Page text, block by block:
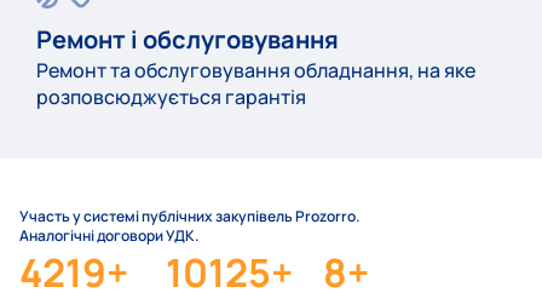
Ремонт і обслуговування
Ремонт та обслуговування обладнання, на яке
розповсюджується гарантія
Участь у системі публічних закупівель Prozorro.
Аналогічні договори УДК.
8+
10125+
4219+